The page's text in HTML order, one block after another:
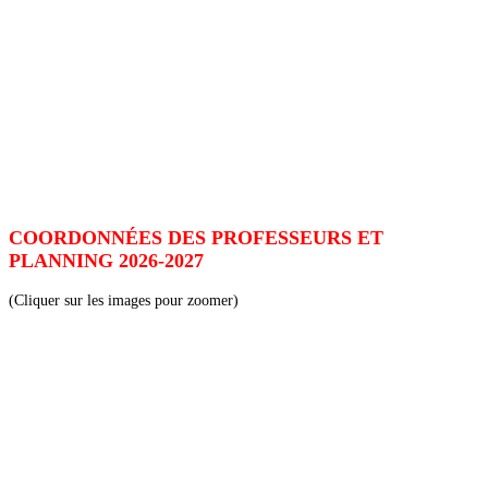
COORDONNÉES DES PROFESSEURS ET
PLANNING 2026-2027
(Cliquer sur les images pour zoomer)